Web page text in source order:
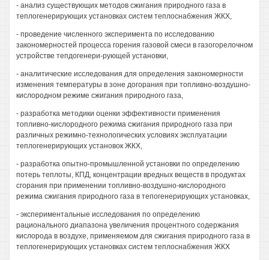
- анализ существующих методов сжигания природного газа в
теплогенерирующих установках систем теплоснабжения ЖКХ,
- проведение численного эксперимента по исследованию
закономерностей процесса горения газовой смеси в газогорелочном
устройстве тепдогенери-рующей установки,
- аналитические исследования для определения закономерности
изменения температуры в зоне догорания при топливно-воздушно-
кислородном режиме сжигания природного газа,
- разработка методики оценки эффективности применения
топливно-кислородного режима сжигания природного газа при
различных режимно-технологических условиях эксплуатации
теплогенерирующих установок ЖКХ,
- разработка опытно-промышленной установки по определению
потерь теплоты, КПД, концентрации вредных веществ в продуктах
сгорания при применении топливно-воздушно-кислородного
режима сжигания природного газа в тепогенерирующих установках,
- экспериментальные исследования по определению
рационального диапазона увеличения процентного содержания
кислорода в воздухе, применяемом для сжигания природного газа в
теплогенерирующих установках систем теплоснабжения ЖКХ